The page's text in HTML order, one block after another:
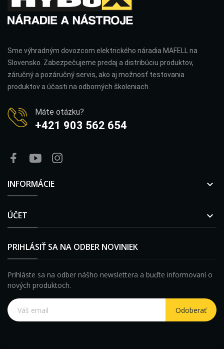
Sme výhradným dovozcom elektrického náradia MAFELL na
Slovensko. Zabezpečujeme predaj a distribúciu produktov,
záručný a pozáručný servis, ako aj možnosť testovania
produktov a účasti na odborných školeniach.
Máte otázku?
+421 903 562 654
INFORMÁCIE 
ÚČET 
PRIHLÁSIŤ SA NA ODBER NOVINIEK
Prihláste sa na odber nášho newslettera a buďte informovaní o
nových produktoch.
Odoberať